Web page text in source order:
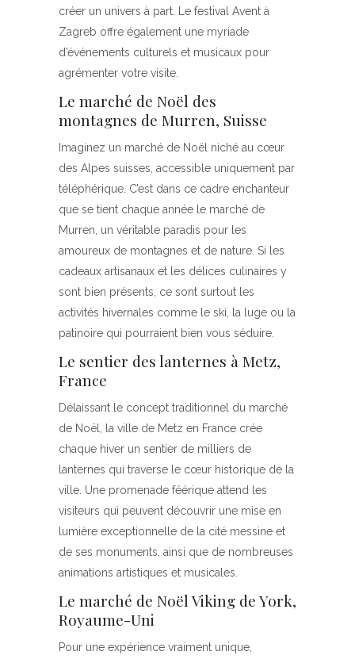
créer un univers à part. Le festival Avent à
Zagreb offre également une myriade
d’événements culturels et musicaux pour
agrémenter votre visite.
Le marché de Noël des
montagnes de Murren, Suisse
Imaginez un marché de Noël niché au cœur
des Alpes suisses, accessible uniquement par
téléphérique. C’est dans ce cadre enchanteur
que se tient chaque année le marché de
Murren, un véritable paradis pour les
amoureux de montagnes et de nature. Si les
cadeaux artisanaux et les délices culinaires y
sont bien présents, ce sont surtout les
activités hivernales comme le ski, la luge ou la
patinoire qui pourraient bien vous séduire.
Le sentier des lanternes à Metz,
France
Délaissant le concept traditionnel du marché
de Noël, la ville de Metz en France crée
chaque hiver un sentier de milliers de
lanternes qui traverse le cœur historique de la
ville. Une promenade féérique attend les
visiteurs qui peuvent découvrir une mise en
lumière exceptionnelle de la cité messine et
de ses monuments, ainsi que de nombreuses
animations artistiques et musicales.
Le marché de Noël Viking de York,
Royaume-Uni
Pour une expérience vraiment unique,